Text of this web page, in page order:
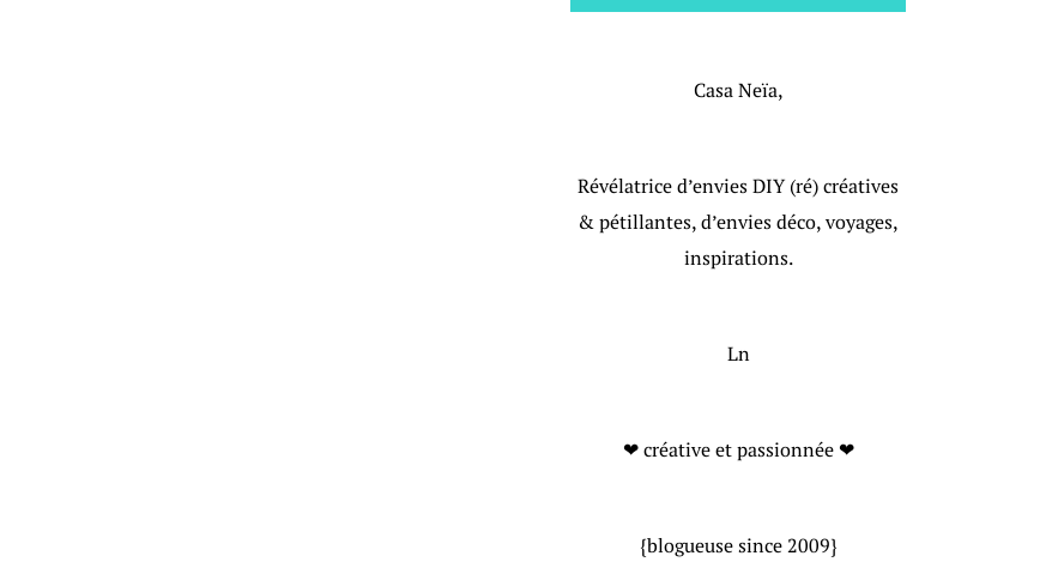
Casa Neïa,
Révélatrice d’envies DIY (ré) créatives
& pétillantes, d’envies déco, voyages,
inspirations.
Ln
❤ créative et passionnée ❤
{blogueuse since 2009}